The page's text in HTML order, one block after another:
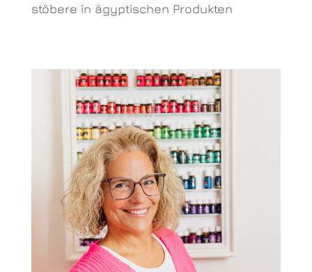
stöbere in ägyptischen Produkten